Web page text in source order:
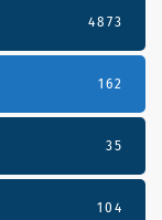
4873
162
35
104